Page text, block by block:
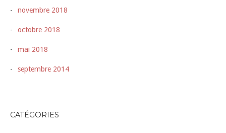
novembre 2018
octobre 2018
mai 2018
septembre 2014
CATÉGORIES